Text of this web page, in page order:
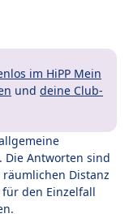
im HiPP Mein
und deine Club-
Antworten sind
Distanz
den Einzelfall